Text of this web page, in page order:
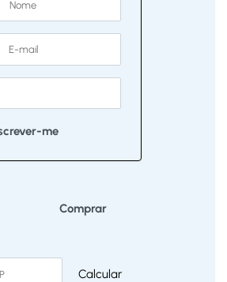
Comprar
Calcular